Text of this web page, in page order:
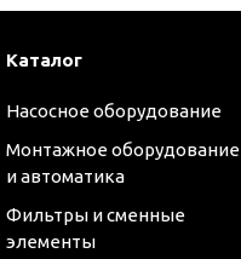
Каталог
Насосное оборудование
Монтажное оборудование
и автоматика
Фильтры и сменные
элементы